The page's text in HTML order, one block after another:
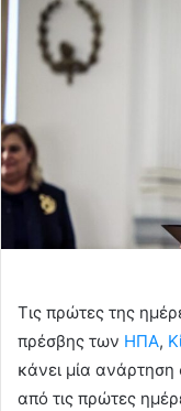
Τις πρώτες της
πρέσβης των ΗΠΑ,
κάνει μία ανάρτηση
από τις πρώτες